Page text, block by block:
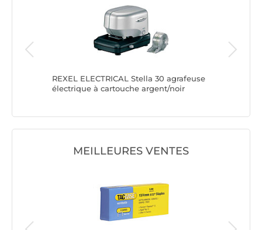
REXEL ELECTRICAL Stella 30 agrafeuse
électrique à cartouche argent/noir
MEILLEURES VENTES